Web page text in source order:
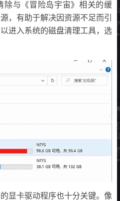
除与《冒险岛宇宙》相关的缓
，有助于解决因资源不足而引
进入系统的磁盘清理工具，选
显卡驱动程序也十分关键。像